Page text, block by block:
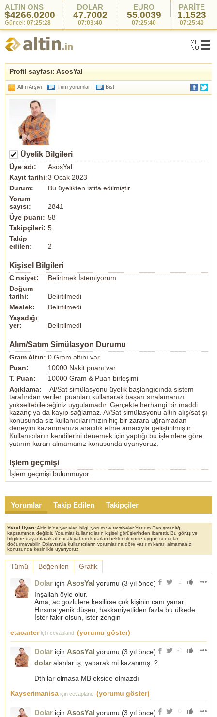
ALTIN ONS
$4266.0200
Güncel: 07:25:28
DOLAR
47.7002
07:03:40
EURO
55.0039
07:25:40
PARİTE
1.1523
07:25:40
Profil sayfası: AsosYal
Altın Arşivi Tüm yorumlar Bist
Üyelik Bilgileri
Üye adı:
AsosYal
Kayıt tarihi:3 Ocak 2023
Durum:
Bu üyelikten istifa edilmiştir.
Yorum
sayısı:
2841
Üye puanı: 58
Takipçileri: 5
Takip
edilen:
2
Kişisel Bilgileri
Cinsiyet:
Belirtmek İstemiyorum
Doğum
tarihi:
Belirtilmedi
Meslek:
Belirtilmedi
Yaşadığı
yer:
Belirtilmedi
Alım/Satım Simülasyon Durumu
Gram Altın: 0 Gram altını var
Puan:
10000 Nakit puanı var
T. Puan:
10000 Gram & Puan birleşimi
Açıklama:
Al/Sat simülasyonu üyelik başlangıcında sistem
tarafından verilen puanları kullanarak başarı sıralamanızı
yükseltebileceğiniz uygulamadır. Gerçekte herhangi bir maddi
kazanç ya da kayıp sağlamaz. Al/Sat simülasyonu altın alış/satışı
konusunda siz kullanıcılarımızın hiç bir zarara uğramadan
deneyim kazanmanıza aracılık etme amacıyla geliştirilmiştir.
Kullanıcıların kendilerini denemek için yaptığı bu işlemlere göre
yatırım kararı almamanız konusunda uyarıyoruz.
İşlem geçmişi
İşlem geçmişi bulunmuyor.
Yorumlar Takip Edilen Takipçiler
Yasal Uyarı:Altin.in'de yer alan bilgi, yorum ve tavsiyeler Yatırım Danışmanlığı
kapsamında değildir. Yorumlar kullanıcıların kişisel görüşlerinden ibarettir. Bu görüş ve
bilgilere dayanılarak alınacak yatırım kararları beklentilerinize uygun sonuçlar
doğurmayabilir. Dolayısıyla kullanıcıların yorumlarına göre yatırım kararı almamanız
konusunda kesinlikle uyarıyoruz.
Tümü Beğenilen Grafik
1
Dolar için AsosYal yorumu (3 yıl önce)
İnşallah öyle olur.
Ama, ac gozlulere kesilirse çok kişinin canı yanar.
Hırsına yenik düşen, hakkaniyetliden fazla bu ülkede.
İster fakir olsun, ister zengin
etacarteriçin cevaplandı (yorumu göster)
-1
Dolar için AsosYal yorumu (3 yıl önce)
dolaralanlar iş, yaparak mi kazanmış. ?
Dth lar olmasa MB ekside olmazdı
Kayserimanisa için cevaplandı (yorumu göster)
0
Dolar için AsosYal yorumu (3 yıl önce)